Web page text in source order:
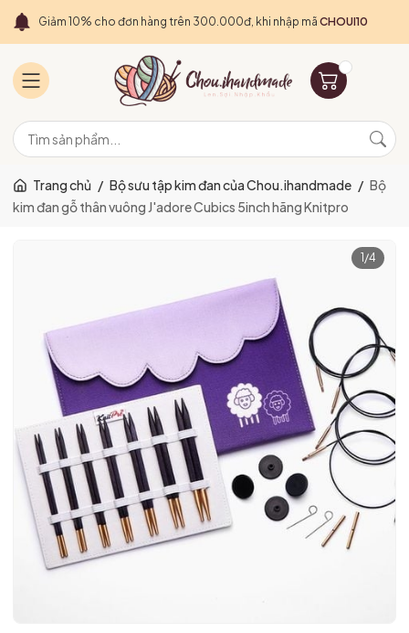
Giảm 10% cho đơn hàng trên 300.000đ, khi nhập mã CHOUI10
Trang chủ / Bộ sưu tập kim đan của Chou.ihandmade / Bộ
kim đan gỗ thân vuông J'adore Cubics 5inch hãng Knitpro
1 /4